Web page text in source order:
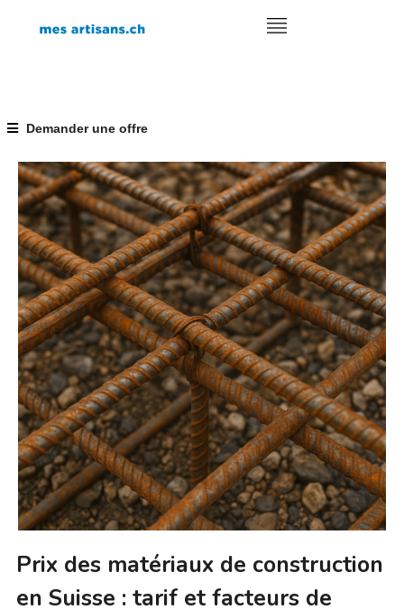
Demander une offre
Prix des matériaux de construction
en Suisse : tarif et facteurs de